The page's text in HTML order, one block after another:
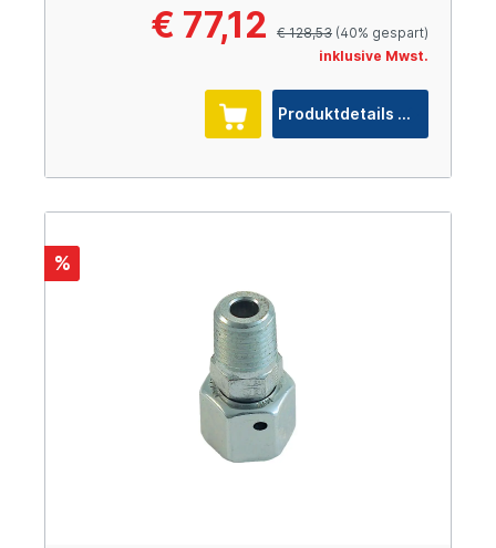
€ 77,12 € 128,53 (40% gespart)
inklusive Mwst.
Produktdetails
%